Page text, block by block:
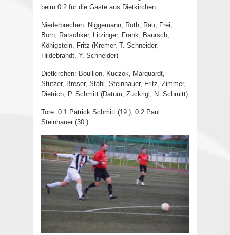
beim 0:2 für die Gäste aus Dietkirchen.
Niederbrechen: Niggemann, Roth, Rau, Frei,
Born, Ratschker, Litzinger, Frank, Baursch,
Königstein, Fritz (Kremer, T. Schneider,
Hildebrandt, Y. Schneider)
Dietkirchen: Bouillon, Kuczok, Marquardt,
Stutzer, Breser, Stahl, Steinhauer, Fritz, Zimmer,
Dietrich, P. Schmitt (Datum, Zuckrigl, N. Schmitt)
Tore: 0:1 Patrick Schmitt (19.), 0:2 Paul
Steinhauer (30.)